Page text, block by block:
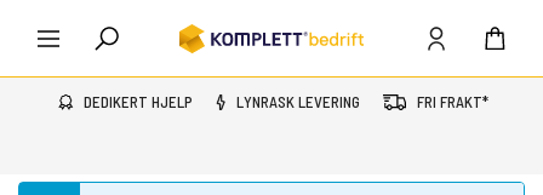
DEDIKERT HJELP LYNRASK LEVERING FRI FRAKT*